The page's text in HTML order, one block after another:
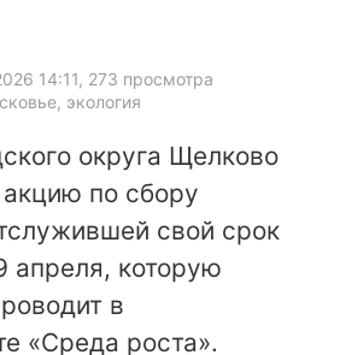
14:11, 273 просмотра
экология
округа Щелково
по сбору
свой срок
апреля, которую
в
«Среда роста».